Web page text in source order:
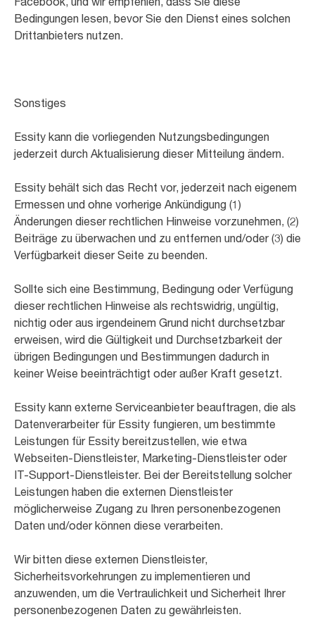
Bedingungen lesen, bevor Sie den Dienst eines solchen
Drittanbieters nutzen.
Sonstiges
Essity kann die vorliegenden Nutzungsbedingungen
jederzeit durch Aktualisierung dieser Mitteilung ändern.
Essity behält sich das Recht vor, jederzeit nach eigenem
Ermessen und ohne vorherige Ankündigung (1)
Änderungen dieser rechtlichen Hinweise vorzunehmen, (2)
Beiträge zu überwachen und zu entfernen und/oder (3) die
Verfügbarkeit dieser Seite zu beenden.
Sollte sich eine Bestimmung, Bedingung oder Verfügung
dieser rechtlichen Hinweise als rechtswidrig, ungültig,
nichtig oder aus irgendeinem Grund nicht durchsetzbar
erweisen, wird die Gültigkeit und Durchsetzbarkeit der
übrigen Bedingungen und Bestimmungen dadurch in
keiner Weise beeinträchtigt oder außer Kraft gesetzt.
Essity kann externe Serviceanbieter beauftragen, die als
Datenverarbeiter für Essity fungieren, um bestimmte
Leistungen für Essity bereitzustellen, wie etwa
Webseiten-Dienstleister, Marketing-Dienstleister oder
IT-Support-Dienstleister. Bei der Bereitstellung solcher
Leistungen haben die externen Dienstleister
möglicherweise Zugang zu Ihren personenbezogenen
Daten und/oder können diese verarbeiten.
Wir bitten diese externen Dienstleister,
Sicherheitsvorkehrungen zu implementieren und
anzuwenden, um die Vertraulichkeit und Sicherheit Ihrer
personenbezogenen Daten zu gewährleisten.